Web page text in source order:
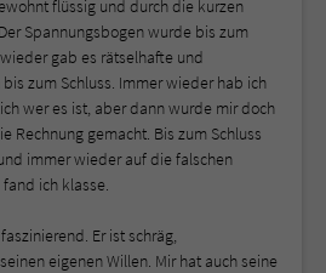
flüssig und durch die kurzen
Spannungsbogen wurde bis zum
gab es rätselhafte und
zum Schluss. Immer wieder hab ich
wer es ist, aber dann wurde mir doch
Rechnung gemacht. Bis zum Schluss
immer wieder auf die falschen
ich klasse.
Er ist schräg,
eigenen Willen. Mir hat auch seine